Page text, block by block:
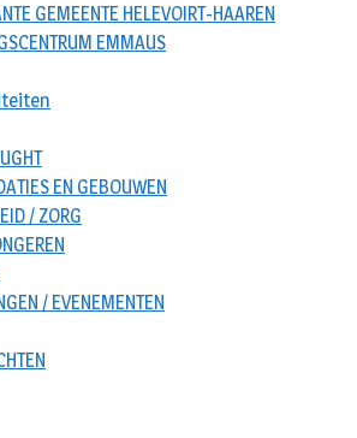
GEMEENTE HELEVOIRT-HAAREN
EMMAUS
EN GEBOUWEN
/ ZORG
/ EVENEMENTEN